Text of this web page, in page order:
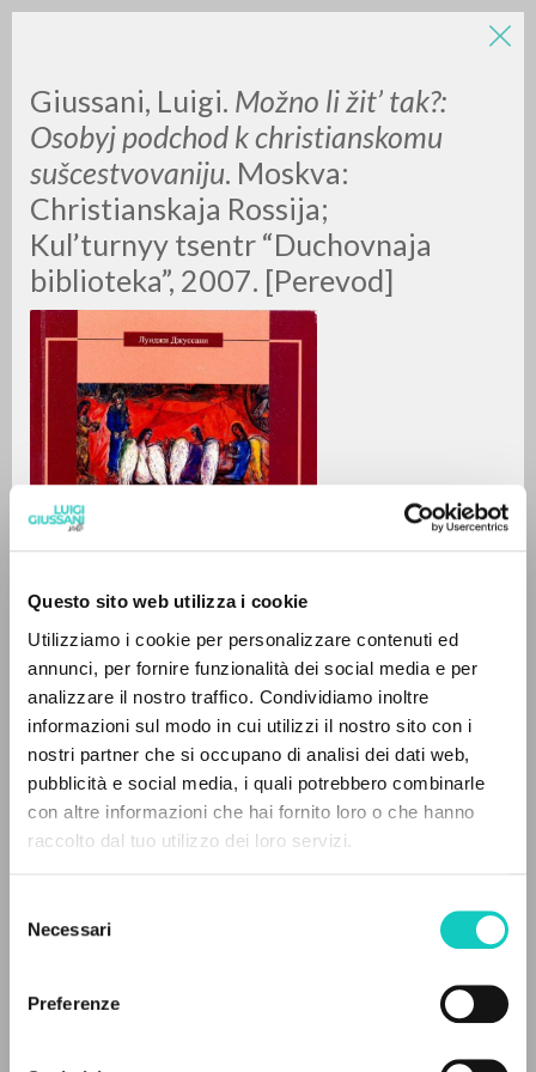
Questo sito web utilizza i cookie
Utilizziamo i cookie per personalizzare contenuti ed
annunci, per fornire funzionalità dei social media e per
analizzare il nostro traffico. Condividiamo inoltre
informazioni sul modo in cui utilizzi il nostro sito con i
nostri partner che si occupano di analisi dei dati web,
pubblicità e social media, i quali potrebbero combinarle
con altre informazioni che hai fornito loro o che hanno
raccolto dal tuo utilizzo dei loro servizi.
delNecessari
Preferenze
Giussani, Luigi. Možno li žit’ tak?:
Osobyj podchod k christianskomu
sušcestvovaniju. Moskva:
Christianskaja Rossija;
Kul’turnyy tsentr “Duchovnaja
biblioteka”, 2007. [Perevod]
Brovko EkaterinaTraductor
Giussani LuigiAutor
Kameneva O.Corrector
2007
LUIGI
GIUSSANI
scritti
BÚSQUEDA AVANZADA »
0DOCUMENTOS ENCONTRADOS
RESULTADOS SUCESIVOS